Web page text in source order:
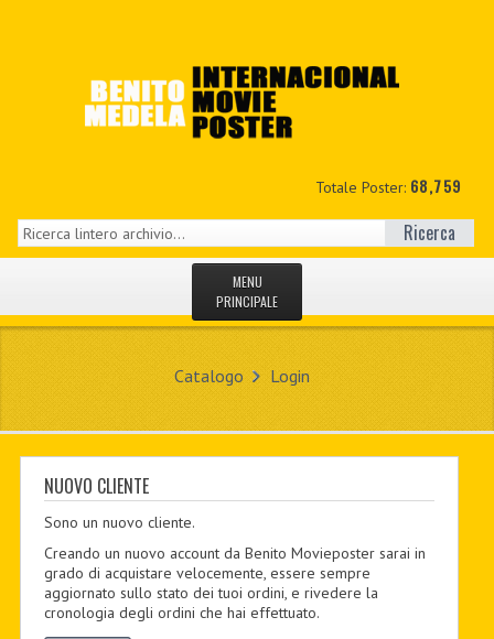
Totale Poster: 68,759
Ricerca
MENU
PRINCIPALE
NUOVI
IL MIO CONTO
CUSTOM PDF
Catalogo Login
NUOVO CLIENTE
Sono un nuovo cliente.
Creando un nuovo account da Benito Movieposter sarai in
grado di acquistare velocemente, essere sempre
aggiornato sullo stato dei tuoi ordini, e rivedere la
cronologia degli ordini che hai effettuato.